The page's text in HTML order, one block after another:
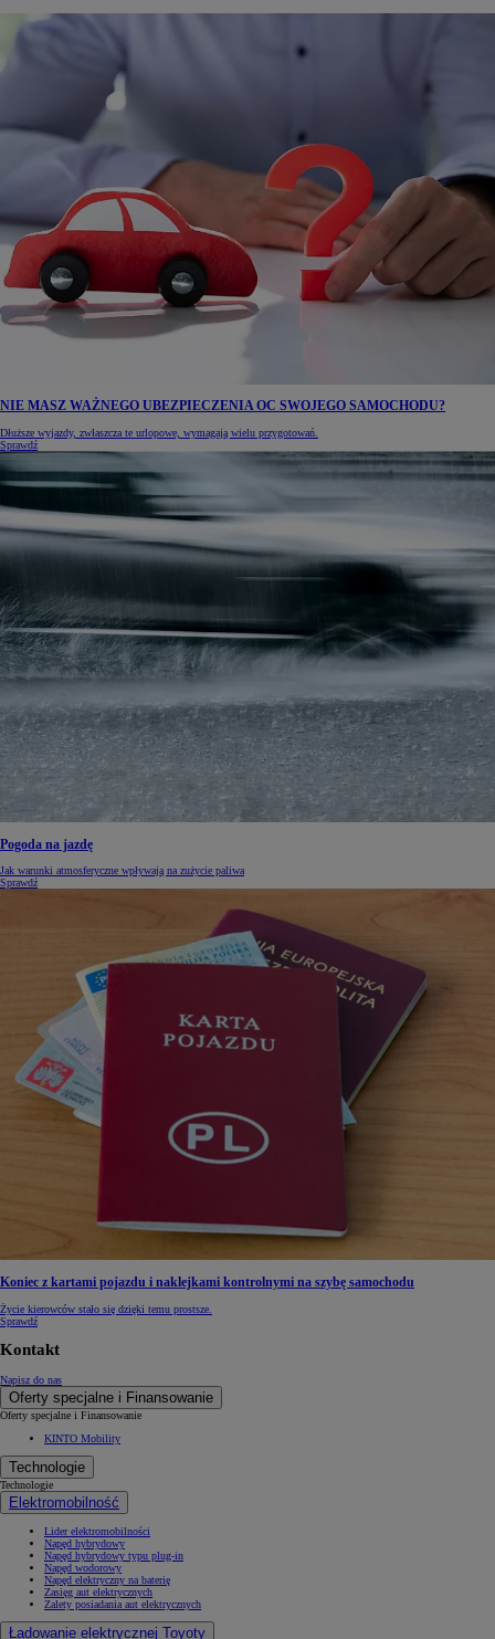
NIE MASZ WAŻNEGO UBEZPIECZENIA OC SWOJEGO SAMOCHODU?
Dłuższe wyjazdy, zwłaszcza te urlopowe, wymagają wielu przygotowań.
Sprawdź
Pogoda na jazdę
Jak warunki atmosferyczne wpływają na zużycie paliwa
Sprawdź
Koniec z kartami pojazdu i naklejkami kontrolnymi na szybę samochodu
Życie kierowców stało się dzięki temu prostsze.
Sprawdź
Kontakt
Napisz do nas
Oferty specjalne i Finansowanie
Oferty specjalne i Finansowanie
KINTO Mobility
Technologie
Technologie
Elektromobilność
Lider elektromobilności
Napęd hybrydowy
Napęd hybrydowy typu plug-in
Napęd wodorowy
Napęd elektryczny na baterię
Zasięg aut elektrycznych
Zalety posiadania aut elektrycznych
Ładowanie elektrycznej Toyoty